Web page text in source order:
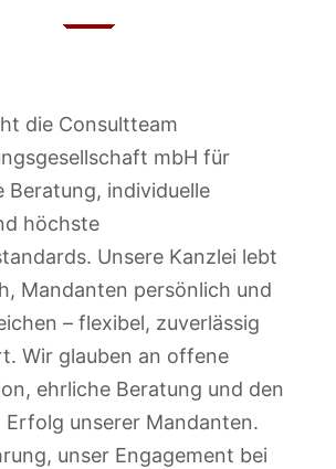
die Consultteam
mbH für
Beratung, individuelle
höchste
Unsere Kanzlei lebt
Mandanten persönlich und
– flexibel, zuverlässig
Wir glauben an offene
ehrliche Beratung und den
unserer Mandanten.
unser Engagement bei